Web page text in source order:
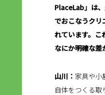
PlaceLab」は
でおこなうクリ
れています。こ
なにか明確な差
山川： 家具や小
自体をつくる取